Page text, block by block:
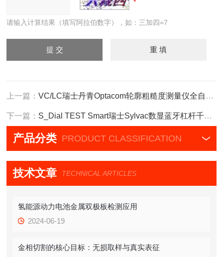
请输入计算结果（填写阿拉伯数字），如：三加四=7
上一篇：VC/LC瑞士丹青Optacom轮廓粗糙度测量仪全自动CNC
下一篇： S_Dial TEST Smart瑞士Sylvac数显蓝牙杠杆千分表805.4321
产品分类 PRODUCT CLASSIFICATION
技术文章 TECHNICAL ARTICLES
氢能源动力电池金属双极板检测应用
2024-06-19
金相切割的核心目标：无损取样与真实表征